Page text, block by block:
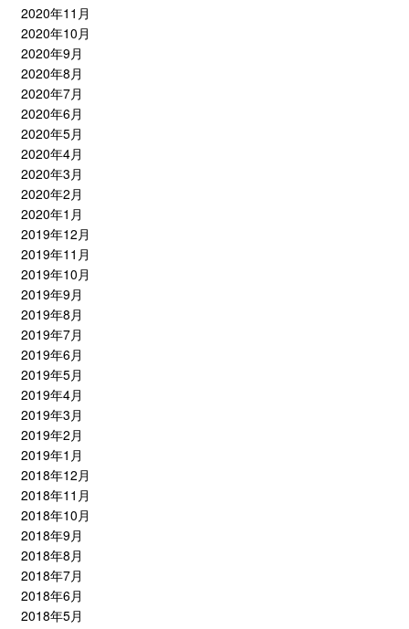
2020年11月
2020年10月
2020年9月
2020年8月
2020年7月
2020年6月
2020年5月
2020年4月
2020年3月
2020年2月
2020年1月
2019年12月
2019年11月
2019年10月
2019年9月
2019年8月
2019年7月
2019年6月
2019年5月
2019年4月
2019年3月
2019年2月
2019年1月
2018年12月
2018年11月
2018年10月
2018年9月
2018年8月
2018年7月
2018年6月
2018年5月